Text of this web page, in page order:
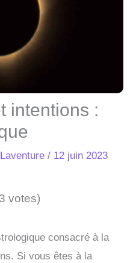
intentions :
/ 12 juin 2023
votes)
consacré à la
Si vous êtes à la